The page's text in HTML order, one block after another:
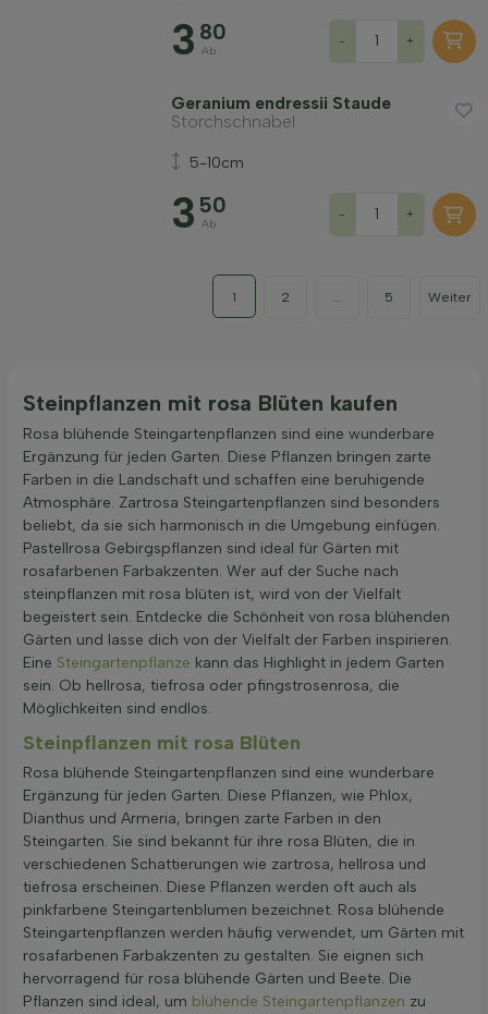
3 80
Ab
- +
Geranium endressii Staude
Storchschnabel
5-10cm
3 50
Ab
- +
1 2 5 Weiter
Steinpflanzen mit rosa Blüten kaufen
Rosa blühende Steingartenpflanzen sind eine wunderbare
Ergänzung für jeden Garten. Diese Pflanzen bringen zarte
Farben in die Landschaft und schaffen eine beruhigende
Atmosphäre. Zartrosa Steingartenpflanzen sind besonders
beliebt, da sie sich harmonisch in die Umgebung einfügen.
Pastellrosa Gebirgspflanzen sind ideal für Gärten mit
rosafarbenen Farbakzenten. Wer auf der Suche nach
steinpflanzen mit rosa blüten ist, wird von der Vielfalt
begeistert sein. Entdecke die Schönheit von rosa blühenden
Gärten und lasse dich von der Vielfalt der Farben inspirieren.
Eine Steingartenpflanze kann das Highlight in jedem Garten
sein. Ob hellrosa, tiefrosa oder pfingstrosenrosa, die
Möglichkeiten sind endlos.
Steinpflanzen mit rosa Blüten
Rosa blühende Steingartenpflanzen sind eine wunderbare
Ergänzung für jeden Garten. Diese Pflanzen, wie Phlox,
Dianthus und Armeria, bringen zarte Farben in den
Steingarten. Sie sind bekannt für ihre rosa Blüten, die in
verschiedenen Schattierungen wie zartrosa, hellrosa und
tiefrosa erscheinen. Diese Pflanzen werden oft auch als
pinkfarbene Steingartenblumen bezeichnet. Rosa blühende
Steingartenpflanzen werden häufig verwendet, um Gärten mit
rosafarbenen Farbakzenten zu gestalten. Sie eignen sich
hervorragend für rosa blühende Gärten und Beete. Die
Pflanzen sind ideal, um blühende Steingartenpflanzen zu